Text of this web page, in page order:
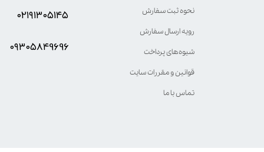
نحوه ثبت سفارش
رویه ارسال سفارش
شیوه‌های پرداخت
قوانین و مقررات سایت
تماس با ما
۰۲۱۹۱۳۰۵۱۴۵
۰۹۳۰۵8۴9696